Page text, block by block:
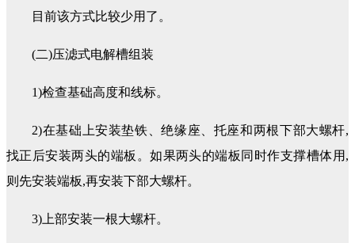
目前该方式比较少用了。
(二)压滤式电解槽组装
1)检查基础高度和线标。
2)在基础上安装垫铁、绝缘座、托座和两根下部大螺杆,
找正后安装两头的端板。如果两头的端板同时作支撑槽体用,
则先安装端板,再安装下部大螺杆。
3)上部安装一根大螺杆。